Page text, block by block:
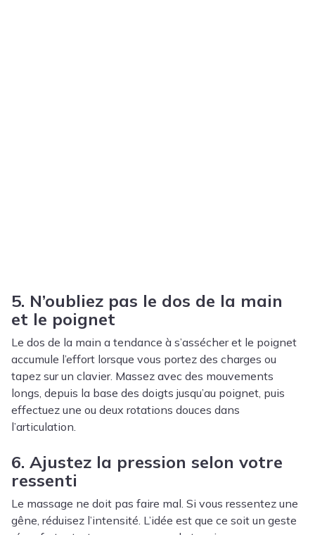
5. N’oubliez pas le dos de la main
et le poignet
Le dos de la main a tendance à s’assécher et le poignet
accumule l’effort lorsque vous portez des charges ou
tapez sur un clavier. Massez avec des mouvements
longs, depuis la base des doigts jusqu’au poignet, puis
effectuez une ou deux rotations douces dans
l’articulation.
6. Ajustez la pression selon votre
ressenti
Le massage ne doit pas faire mal. Si vous ressentez une
gêne, réduisez l’intensité. L’idée est que ce soit un geste